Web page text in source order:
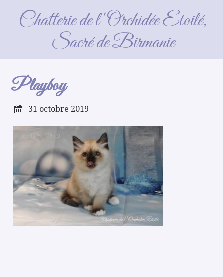
Chatterie de l'Orchidée Etoilé,
Sacré de Birmanie
Playboy
Playboy
31 octobre 2019